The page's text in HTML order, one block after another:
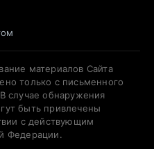
материалов Сайта
только с письменного
случае обнаружения
быть привлечены
с действующим
Федерации.